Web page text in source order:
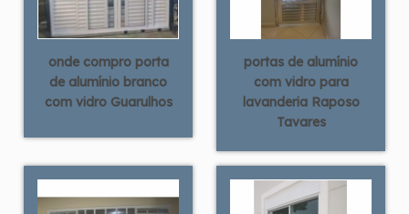
onde compro porta
de alumínio branco
com vidro Guarulhos
portas de alumínio
com vidro para
lavanderia Raposo
Tavares